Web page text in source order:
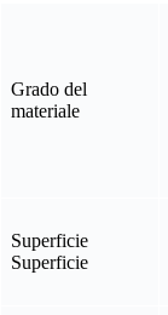
Grado del
materiale
Superficie
Superficie